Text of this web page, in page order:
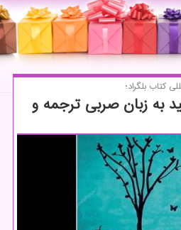
كتاب بلگراد؛
به زبان صربی ترجمه و